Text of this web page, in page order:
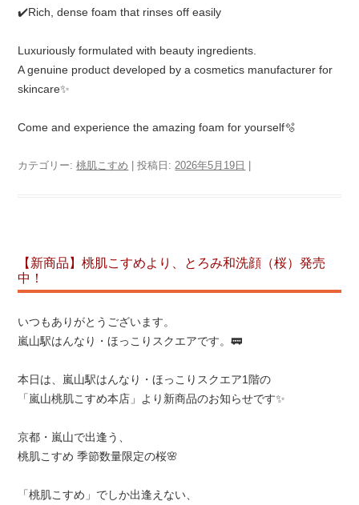
✔️Rich, dense foam that rinses off easily
Luxuriously formulated with beauty ingredients.
A genuine product developed by a cosmetics manufacturer for
skincare✨
Come and experience the amazing foam for yourself🫧
カテゴリー:桃肌こすめ | 投稿日: 2026年5月19日
【新商品】桃肌こすめより、とろみ和洗顔（桜）発売
中！
いつもありがとうございます。
嵐山駅はんなり・ほっこりスクエアです。🚃
本日は、嵐山駅はんなり・ほっこりスクエア1階の
「嵐山桃肌こすめ本店」より新商品のお知らせです✨
京都・嵐山で出逢う、
桃肌こすめ 季節数量限定の桜🌸
「桃肌こすめ」でしか出逢えない、